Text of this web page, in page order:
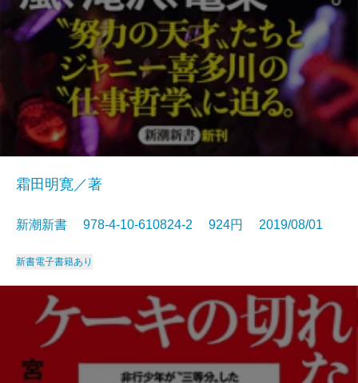
霜田明寛／著
新潮新書 978-4-10-610824-2 924円 2019/08/01
新書電子書籍あり